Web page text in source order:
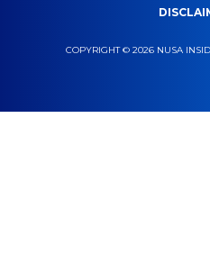
COPYRIGHT © 2026 NUSA